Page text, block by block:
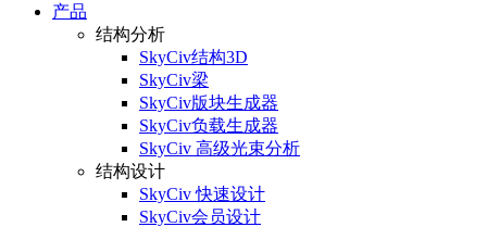
产品
结构分析
SkyCiv结构3D
SkyCiv梁
SkyCiv版块生成器
SkyCiv负载生成器
SkyCiv 高级光束分析
结构设计
SkyCiv 快速设计
SkyCiv会员设计